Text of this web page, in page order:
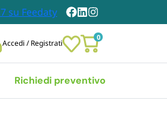
Accedi / Registrati
0
Richiedi preventivo